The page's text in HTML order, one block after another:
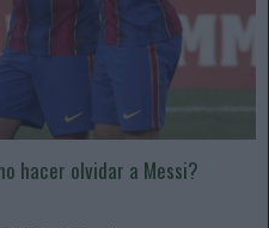
hacer olvidar a Messi?